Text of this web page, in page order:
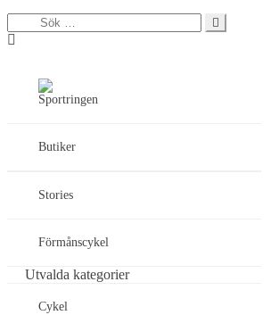
efter:
Butiker
Stories
Förmånscykel
Utvalda kategorier
Cykel